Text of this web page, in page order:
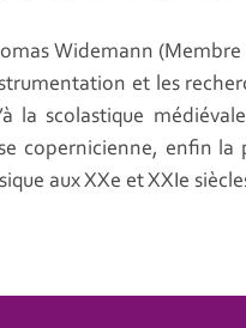
Widemann (Membre
et les
la scolastique
copernicienne, enfin la
aux XXe et XXIe